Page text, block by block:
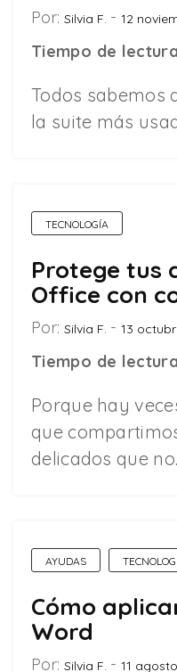
Por: Silvia F. 12
Tiempo de
Todos sabemos
la suite más
TECNOLOGÍA
Protege tus
Office con
Por: Silvia F. 13
Tiempo de
Porque hay
que
delicados que
AYUDAS
Cómo
Word
Por: Silvia F. 11